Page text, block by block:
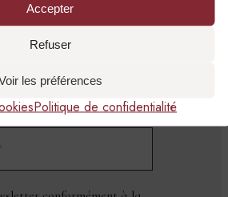
Accepter
Refuser
les préférences
Politique de confidentialité